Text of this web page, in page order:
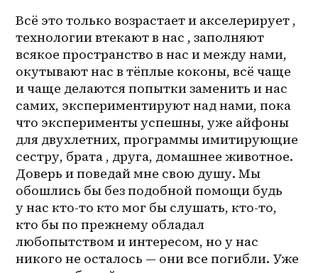
Всё это только возрастает и акселерирует ,
технологии втекают в нас , заполняют
всякое пространство в нас и между нами,
окутывают нас в тёплые коконы, всё чаще
и чаще делаются попытки заменить и нас
самих, экспериментируют над нами, пока
что эксперименты успешны, уже айфоны
для двухлетних, программы имитирующие
сестру, брата , друга, домашнее животное.
Доверь и поведай мне свою душу. Мы
обошлись бы без подобной помощи будь
у нас кто-то кто мог бы слушать, кто-то,
кто бы по прежнему обладал
любопытством и интересом, но у нас
никого не осталось — они все погибли. Уже